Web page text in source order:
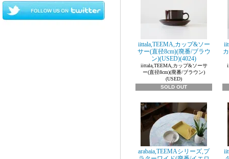
iittala,TEEMA,カップ&ソー
サー(直径8cm)(廃番/ブラウ
ン)(USED)(4024)
iittala,TEEMA,カップ&ソーサ
ー(直径8cm)(廃番/ブラウン)
(USED)
SOLD OUT
arabaia,TEEMAシリーズ,プ